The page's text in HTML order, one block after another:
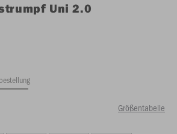
Uni 2.0
Größentabelle